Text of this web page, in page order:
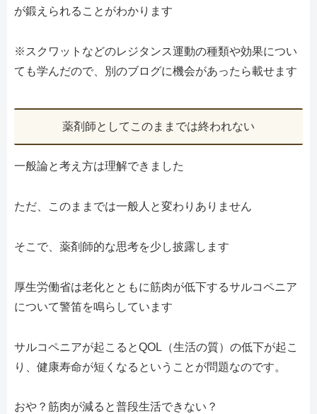
が鍛えられることがわかります
※スクワットなどのレジタンス運動の種類や効果につい
ても学んだので、別のブログに機会があったら載せます
薬剤師としてこのままでは終われない
一般論と考え方は理解できました
ただ、このままでは一般人と変わりありません
そこで、薬剤師的な思考を少し披露します
厚生労働省は老化とともに筋肉が低下するサルコペニア
について警笛を鳴らしています
サルコペニアが起こるとQOL（生活の質）の低下が起こ
り、健康寿命が短くなるということが問題なのです。
おや？筋肉が減ると普段生活できない？